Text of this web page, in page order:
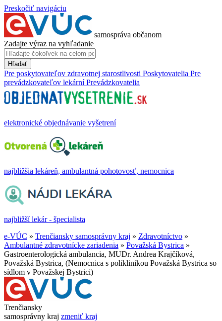
Preskočiť navigáciu
samospráva občanom
Zadajte výraz na vyhľadanie
Hľadať
Pre poskytovateľov zdravotnej starostlivosti Poskytovatelia Pre
prevádzkovateľov lekární Prevádzkovatelia
elektronické objednávanie vyšetrení
najbližšia lekáreň, ambulantná pohotovosť, nemocnica
najbližší lekár - špecialista
e-VÚC » Trenčiansky samosprávny kraj » Zdravotníctvo »
Ambulantné zdravotnícke zariadenia » Považská Bystrica »
Gastroenterologická ambulancia, MUDr. Andrea Krajčíková,
Považská Bystrica, (Nemocnica s poliklinikou Považská Bystrica so
sídlom v Považskej Bystrici)
Trenčiansky
samosprávny kraj zmeniť kraj